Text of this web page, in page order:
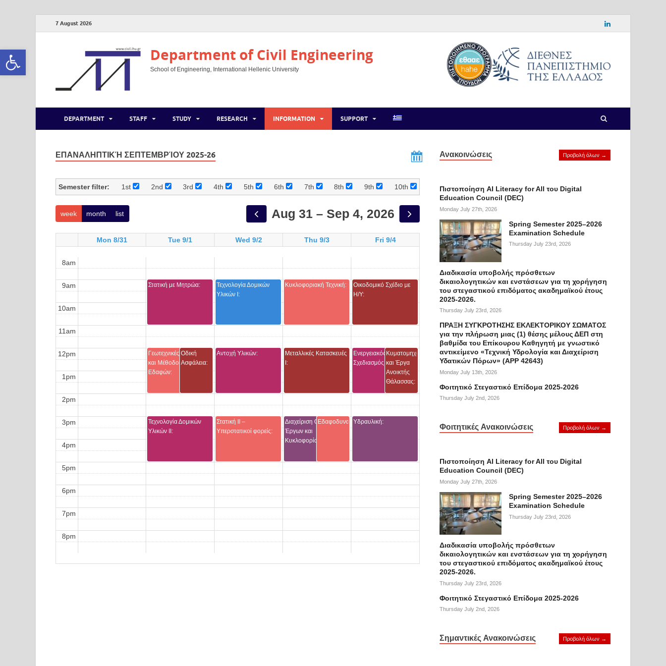
Open toolbar
7 August 2026
Department of Civil Engineering
School of Engineering, International Hellenic University
DEPARTMENT STAFF STUDY RESEARCH INFORMATION SUPPORT
ΕΠΑΝΑΛΗΠΤΙΚΉ ΣΕΠΤΕΜΒΡΊΟΥ 2025-26
Semester filter: 1st 2nd 3rd 4th 5th 6th 7th 8th 9th 10th
week month list Aug 31 – Sep 4, 2026
Mon 8/31 Tue 9/1 Wed 9/2 Thu 9/3 Fri 9/4
8am
9am
10am
11am
12pm
1pm
2pm
3pm
4pm
5pm
6pm
7pm
8pm
Γεωτεχνικές αστοχίες
και Μέθοδοι Βελτίωσης
Εδαφών:
Οδική
Ασφάλεια:
Στατική με Μητρώα:
Τεχνολογία Δομικών
Υλικών ΙΙ:
Τεχνολογία Δομικών
Υλικών Ι:
Αντοχή Υλικών:
Στατική ΙΙ –
Υπερστατικοί φορείς:
Διαχείριση Οδικών
Έργων και
Κυκλοφορίας:
Εδαφοδυναμική:
Κυκλοφοριακή Τεχνική:
Μεταλλικές Κατασκευές
Ι:
Ενεργειακός
Σχεδιασμός Κτιρίων:
Κυματομηχανική
και Έργα
Ανοικτής
Θάλασσας:
Οικοδομικό Σχέδιο με
Η/Υ:
Υδραυλική:
Ανακοινώσεις Προβολή όλων →
Πιστοποίηση AI Literacy for All του Digital
Education Council (DEC)
Monday July 27th, 2026
Spring Semester 2025–2026
Examination Schedule
Thursday July 23rd, 2026
Διαδικασία υποβολής πρόσθετων
δικαιολογητικών και ενστάσεων για τη χορήγηση
του στεγαστικού επιδόματος ακαδημαϊκού έτους
2025-2026.
Thursday July 23rd, 2026
ΠΡΑΞΗ ΣΥΓΚΡΟΤΗΣΗΣ ΕΚΛΕΚΤΟΡΙΚΟΥ ΣΩΜΑΤΟΣ
για την πλήρωση μιας (1) θέσης μέλους ΔΕΠ στη
βαθμίδα του Επίκουρου Καθηγητή με γνωστικό
αντικείμενο «Τεχνική Υδρολογία και Διαχείριση
Υδατικών Πόρων» (APP 42643)
Monday July 13th, 2026
Φοιτητικό Στεγαστικό Επίδομα 2025-2026
Thursday July 2nd, 2026
Φοιτητικές Ανακοινώσεις Προβολή όλων →
Πιστοποίηση AI Literacy for All του Digital
Education Council (DEC)
Monday July 27th, 2026
Spring Semester 2025–2026
Examination Schedule
Thursday July 23rd, 2026
Διαδικασία υποβολής πρόσθετων
δικαιολογητικών και ενστάσεων για τη χορήγηση
του στεγαστικού επιδόματος ακαδημαϊκού έτους
2025-2026.
Thursday July 23rd, 2026
Φοιτητικό Στεγαστικό Επίδομα 2025-2026
Thursday July 2nd, 2026
Σημαντικές Ανακοινώσεις Προβολή όλων →